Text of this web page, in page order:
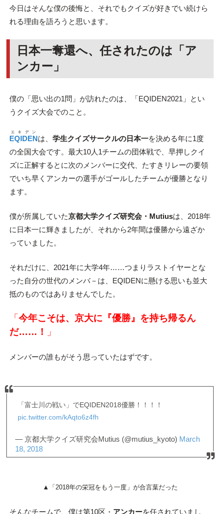
今日はそんな僕の後悔と、それでもクイズが好きでい続けら
れる理由を語ろうと思います。
日本一奪還へ、任されたのは「ア
ンカー」
僕の「思い出の1問」が訪れたのは、「EQIDEN2021」とい
うクイズ大会でのこと。
EQIDEN
エキデン
は、 学生クイズサークルの日本一を決める年に1度
の全国大会です。最大10人1チームの団体戦で、早押しクイ
ズに正解するとに次のメンバーに交代、たすきリレーの要領
でいち早くアンカーの選手がゴールしたチームが優勝となり
ます。
僕が所属していた京都大学クイズ研究会・Mutiusは、2018年
に日本一に輝きましたが、それから2年間は優勝から遠ざか
っていました。
それだけに、2021年に大学4年……つまりラストイヤーとな
った自分の世代のメンバ－は、EQIDENに懸ける思いも並大
抵のものではありませんでした。
「 今年こそは、京大に『優勝』を持ち帰るん
だ……！
」
メンバーの誰もがそう思っていたはずです。
「富士川の戦い」でEQIDEN2018優勝！！！！
pic.twitter.com/kAqto6z4fh
— 京都大学クイズ研究会Mutius (@mutius_kyoto) March
18, 2018
▲「2018年の栄冠をもう一度」が合言葉だった
そんなチームで、僕は第10区・ アンカーを任されていまし